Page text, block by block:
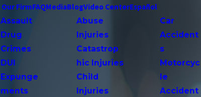
Our FirmFAQMediaBlogVideo CenterEspañol
Assault
Drug
Crimes
DUI
Expunge
ments
Abuse
Injuries
Catastrop
hic Injuries
Child
Injuries
Car
Accident
s
Motorcyc
le
Accident